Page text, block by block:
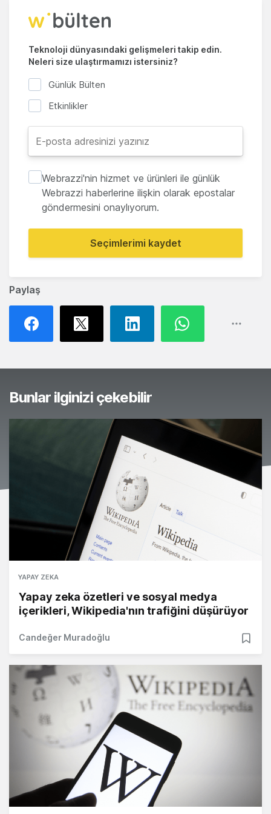
Paylaş
Teknoloji dünyasındaki gelişmeleri takip edin.
Neleri size ulaştırmamızı istersiniz?
Günlük Bülten
Etkinlikler
Webrazzi'nin hizmet ve ürünleri ile günlük
Webrazzi haberlerine ilişkin olarak epostalar
göndermesini onaylıyorum.
Seçimlerimi kaydet
Bunlar ilginizi çekebilir
YAPAY ZEKA
Yapay zeka özetleri ve sosyal medya
içerikleri, Wikipedia'nın trafiğini düşürüyor
Candeğer Muradoğlu